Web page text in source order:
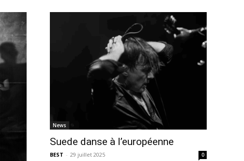
News
Suede danse à l’européenne
BEST - 29 juillet 2025 0